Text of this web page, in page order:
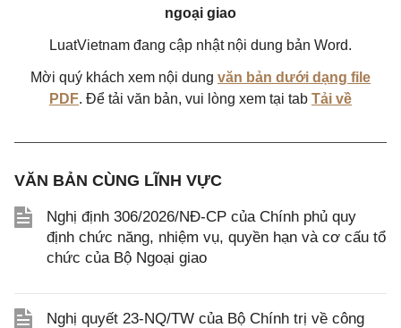
ngoại giao
LuatVietnam đang cập nhật nội dung bản Word.
Mời quý khách xem nội dung văn bản dưới dạng file
PDF. Để tải văn bản, vui lòng xem tại tab Tải về
VĂN BẢN CÙNG LĨNH VỰC
Nghị định 306/2026/NĐ-CP của Chính phủ quy
định chức năng, nhiệm vụ, quyền hạn và cơ cấu tổ
chức của Bộ Ngoại giao
Nghị quyết 23-NQ/TW của Bộ Chính trị về công